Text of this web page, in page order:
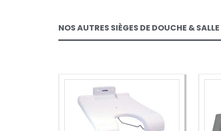
NOS AUTRES SIÈGES DE DOUCHE &